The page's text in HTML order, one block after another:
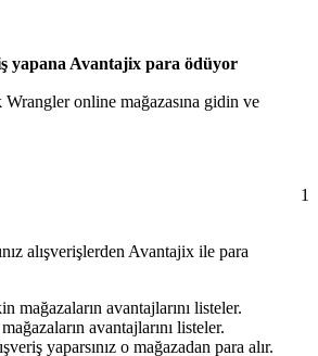
yapana Avantajix para ödüyor
online mağazasına gidin ve
1
alışverişlerden Avantajix ile para
avantajlarını listeler.